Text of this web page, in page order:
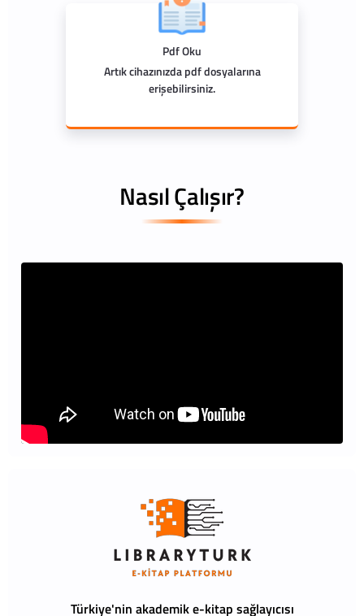
Pdf Oku
Artık cihazınızda pdf dosyalarına
erişebilirsiniz.
Nasıl Çalışır?
Türkiye'nin akademik e-kitap sağlayıcısı